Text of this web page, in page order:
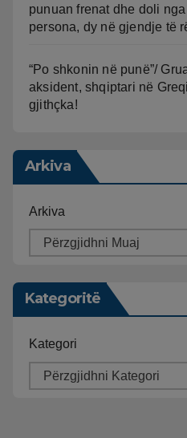
punuan frenat dhe doli
persona, dy në gjendje të
“Po shkonin në punë”/
aksident, shqiptari në
gjithçka!
Arkiva
Arkiva
Kategoritë
Kategori